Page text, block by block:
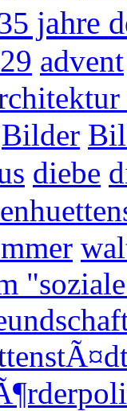
jahre
advent
Bilder
diebe